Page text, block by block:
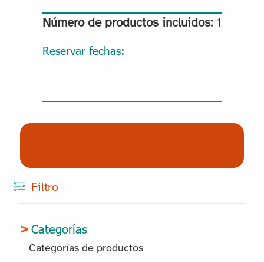
Número de productos incluidos:1
Reservar fechas:
Filtro
Categorías
Categorías de productos